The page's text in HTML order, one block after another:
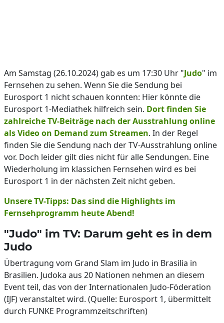
Am Samstag (26.10.2024) gab es um 17:30 Uhr "Judo" im
Fernsehen zu sehen. Wenn Sie die Sendung bei
Eurosport 1 nicht schauen konnten: Hier könnte die
Eurosport 1-Mediathek hilfreich sein. Dort finden Sie
zahlreiche TV-Beiträge nach der Ausstrahlung online
als Video on Demand zum Streamen. In der Regel
finden Sie die Sendung nach der TV-Ausstrahlung online
vor. Doch leider gilt dies nicht für alle Sendungen. Eine
Wiederholung im klassichen Fernsehen wird es bei
Eurosport 1 in der nächsten Zeit nicht geben.
Unsere TV-Tipps: Das sind die Highlights im
Fernsehprogramm heute Abend!
"Judo" im TV: Darum geht es in dem
Judo
Übertragung vom Grand Slam im Judo in Brasilia in
Brasilien. Judoka aus 20 Nationen nehmen an diesem
Event teil, das von der Internationalen Judo-Föderation
(IJF) veranstaltet wird. (Quelle: Eurosport 1, übermittelt
durch FUNKE Programmzeitschriften)